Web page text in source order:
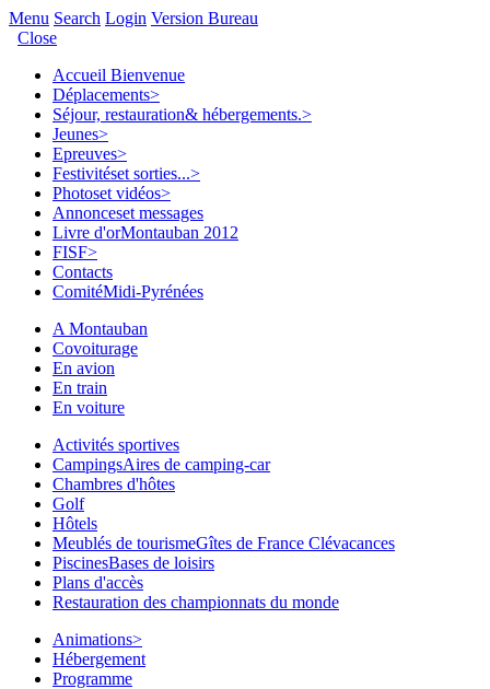
Menu Search Login Version Bureau
Close
Accueil Bienvenue
Déplacements>
Séjour, restauration& hébergements.>
Jeunes>
Epreuves>
Festivitéset sorties...>
Photoset vidéos>
Annonceset messages
Livre d'orMontauban 2012
FISF>
Contacts
ComitéMidi-Pyrénées
A Montauban
Covoiturage
En avion
En train
En voiture
Activités sportives
CampingsAires de camping-car
Chambres d'hôtes
Golf
Hôtels
Meublés de tourismeGîtes de France Clévacances
PiscinesBases de loisirs
Plans d'accès
Restauration des championnats du monde
Animations>
Hébergement
Programme